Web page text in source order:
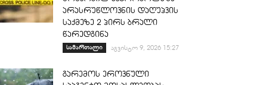
არასრუწლოვნის დაღუპვის
საქმეზე 2 პირს ბრალი
წარედგინა
სამართალი აგვისტო 9, 2026 15:27
გარემოს ეროვნული